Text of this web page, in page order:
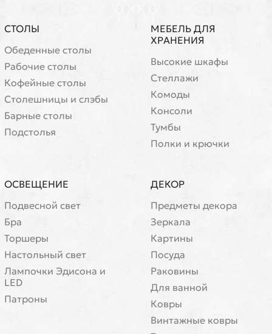
СТОЛЫ
Обеденные столы
Рабочие столы
Кофейные столы
Cтолешницы и слэбы
Барные столы
Подстолья
МЕБЕЛЬ ДЛЯ
ХРАНЕНИЯ
Высокие шкафы
Стеллажи
Комоды
Консоли
Тумбы
Полки и крючки
ОСВЕЩЕНИЕ
Подвесной свет
Бра
Торшеры
Настольный свет
Лампочки Эдисона и
LED
Патроны
ДЕКОР
Предметы декора
Зеркала
Картины
Посуда
Раковины
Для ванной
Ковры
Винтажные ковры